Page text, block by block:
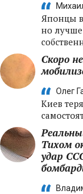
Японцы в
но
Скоро
Олег
Киев
Тихом
удар